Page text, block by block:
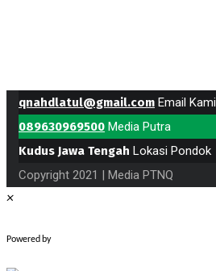
qnahdlatul@gmail.com Email Kami
089630969500 Media Putra
Kudus Jawa Tengah Lokasi Pondok
Copyright 2021 | Media PTNQ
×
Powered by